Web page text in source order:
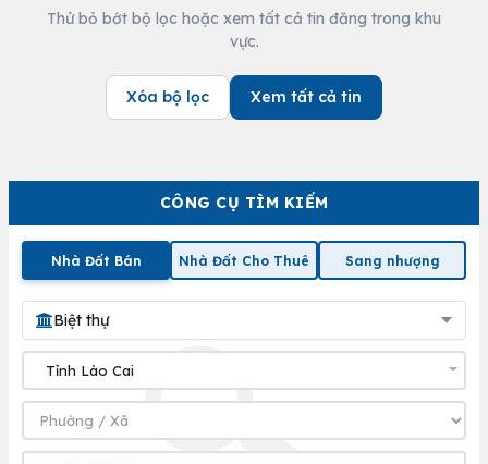
CÔNG CỤ TÌM KIẾM
Nhà Đất Bán Nhà Đất Cho Thuê Sang nhượng
Biệt thự
Thử bỏ bớt bộ lọc hoặc xem tất cả tin đăng trong khu
vực.
Xóa bộ lọc Xem tất cả tin